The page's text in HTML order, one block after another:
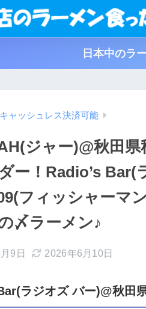
日本中のラ
キャッシュレス決済可能
ジャー)@秋田
ー！Radio’s
フィッシャーマ
〆ラーメン♪
9日 2026年6月10日
ラジオズ バー)@秋田